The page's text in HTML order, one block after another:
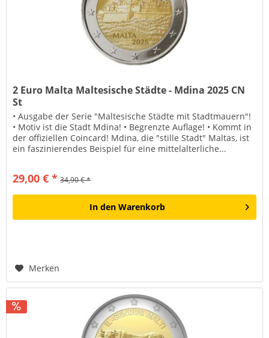
2 Euro Malta Maltesische Städte - Mdina 2025 CN
St
• Ausgabe der Serie "Maltesische Städte mit Stadtmauern"!
• Motiv ist die Stadt Mdina! • Begrenzte Auflage! • Kommt in
der offiziellen Coincard! Mdina, die "stille Stadt" Maltas, ist
ein faszinierendes Beispiel für eine mittelalterliche...
29,00 € * 34,90 € *
In den Warenkorb
Merken